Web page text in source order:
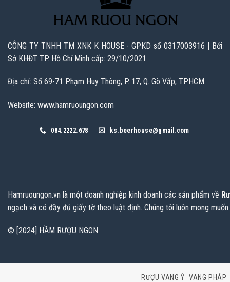
CÔNG TY TNHH TM XNK K HOUSE - GPKD số 0317003916 | Bởi
Sở KHĐT TP. Hồ Chí Minh cấp: 29/10/2021
Địa chỉ: Số 69-71 Phạm Huy Thông, P. 17, Q. Gò Vấp, TPHCM
Website: www.hamruoungon.com
084.2222.678 ks.beerhouse@gmail.com
Hamruoungon.vn là một doanh nghiệp kinh doanh các sản phẩm về
ngạch và có đầy đủ giấy tờ theo luật định. Chúng tôi luôn mong
© [2024] HẦM RƯỢU NGON
RƯỢU VANG Ý VANG PHÁP